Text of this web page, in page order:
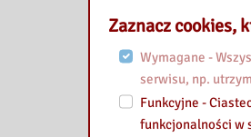
Zaznacz cookies,
Wymagane -
serwisu, np.
Funkcyjne -
funkcjonalności w